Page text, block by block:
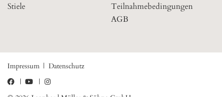
Stiele
Teilnahmebedingungen
AGB
Impressum Datenschutz